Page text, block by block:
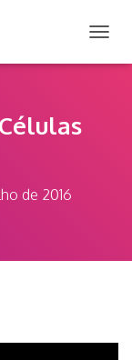
L
de 2016